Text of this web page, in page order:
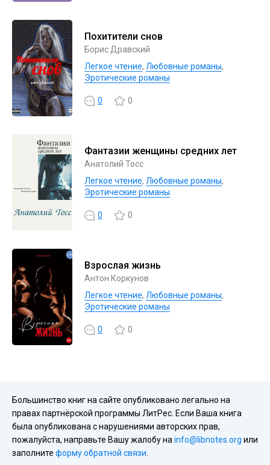
Похитители снов
Борис Дравский
Легкое чтение, Любовные романы,
Эротические романы
0 0
Фантазии женщины средних лет
Анатолий Тосс
Легкое чтение, Любовные романы,
Эротические романы
0 0
Взрослая жизнь
Антон Коркунов
Легкое чтение, Любовные романы,
Эротические романы
0 0
Большинство книг на сайте опубликовано легально на
правах партнёрской программы ЛитРес. Если Ваша книга
была опубликована с нарушениями авторских прав,
пожалуйста, направьте Вашу жалобу на info@libnotes.org или
заполните форму обратной связи